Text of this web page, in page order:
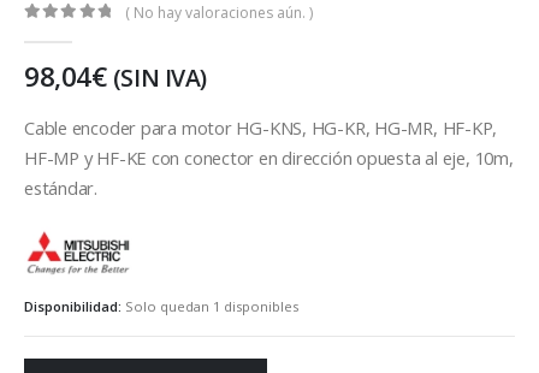
( No hay valoraciones aún. )
98,04€ (SIN IVA)
Cable encoder para motor HG-KNS, HG-KR, HG-MR, HF-KP,
HF-MP y HF-KE con conector en dirección opuesta al eje, 10m,
estándar.
Disponibilidad: Solo quedan 1 disponibles